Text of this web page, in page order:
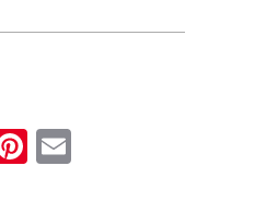
Pinterest